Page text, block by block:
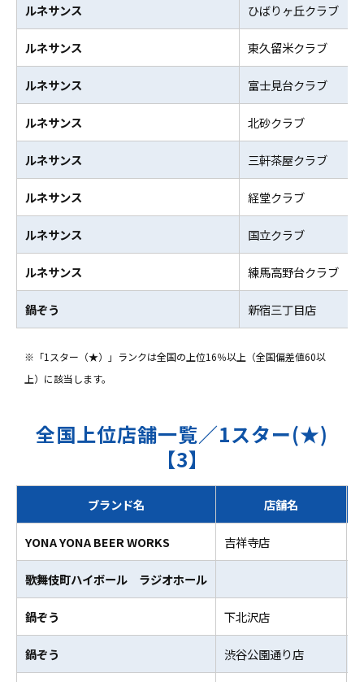
ルネサンス ひばりヶ丘クラブ
ルネサンス 東久留米クラブ
ルネサンス 富士見台クラブ
ルネサンス 北砂クラブ
ルネサンス 三軒茶屋クラブ
ルネサンス 経堂クラブ
ルネサンス 国立クラブ
ルネサンス 練馬高野台クラブ
鍋ぞう 新宿三丁目店
※「1スター（★）」ランクは全国の上位16％以上（全国偏差値60以
上）に該当します。
全国上位店舗一覧／1スター(★)
【3】
ブランド名 店舗名
YONA YONA BEER WORKS 吉祥寺店
歌舞伎町ハイボール ラジオホール
鍋ぞう 下北沢店
鍋ぞう 渋谷公園通り店